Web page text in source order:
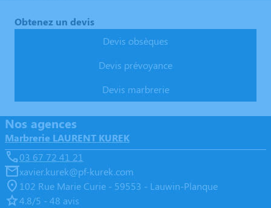
Obtenez un devis
Devis obsèques
Devis prévoyance
Devis marbrerie
Nos agences
Marbrerie LAURENT KUREK
03 67 72 41 21
xavier.kurek@pf-kurek.com
102 Rue Marie Curie - 59553 - Lauwin-Planque
4.8/5 - 48 avis